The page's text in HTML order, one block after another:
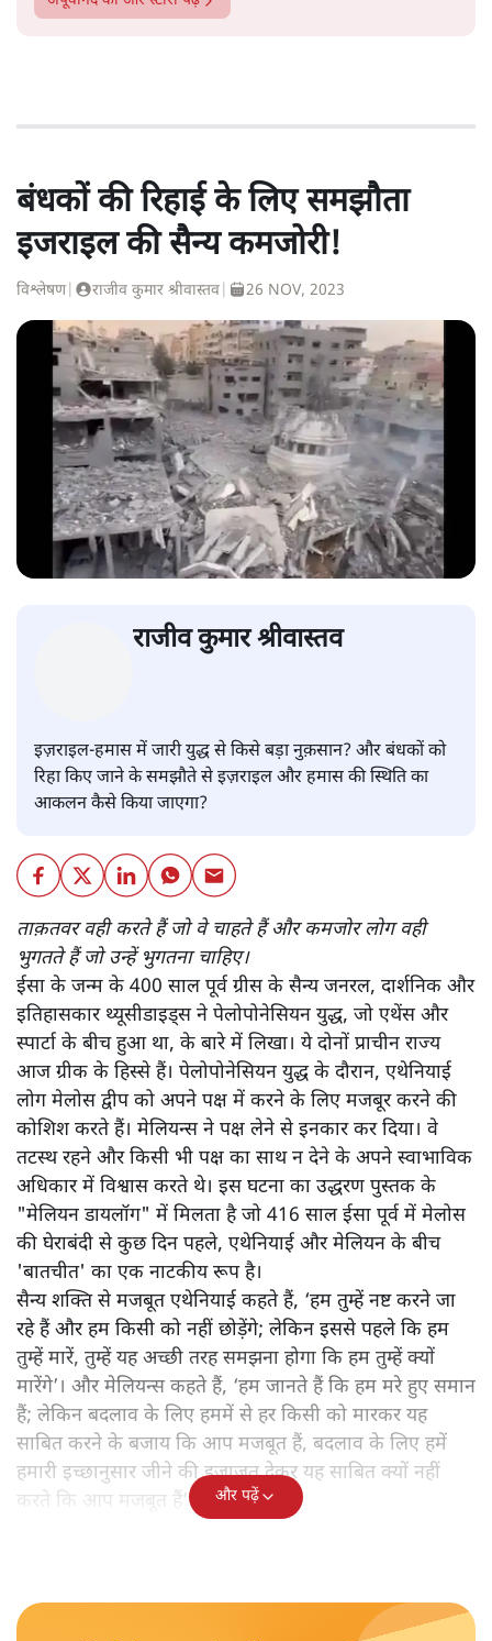
बंधकों की रिहाई के लिए समझौता
इजराइल की सैन्य कमजोरी!
विश्लेषण| राजीव कुमार श्रीवास्तव 26 NOV, 2023
राजीव कुमार श्रीवास्तव
इज़राइल-हमास में जारी युद्ध से किसे बड़ा नुक़सान? और बंधकों को
रिहा किए जाने के समझौते से इज़राइल और हमास की स्थिति का
आकलन कैसे किया जाएगा?
ताक़तवर वही करते हैं जो वे चाहते हैं और कमजोर लोग वही
भुगतते हैं जो उन्हें भुगतना चाहिए।
ईसा के जन्म के 400 साल पूर्व ग्रीस के सैन्य जनरल, दार्शनिक और
इतिहासकार थ्यूसीडाइड्स ने पेलोपोनेसियन युद्ध, जो एथेंस और
स्पार्टा के बीच हुआ था, के बारे में लिखा। ये दोनों प्राचीन राज्य
आज ग्रीक के हिस्से हैं। पेलोपोनेसियन युद्ध के दौरान, एथेनियाई
लोग मेलोस द्वीप को अपने पक्ष में करने के लिए मजबूर करने की
कोशिश करते हैं। मेलियन्स ने पक्ष लेने से इनकार कर दिया। वे
तटस्थ रहने और किसी भी पक्ष का साथ न देने के अपने स्वाभाविक
अधिकार में विश्वास करते थे। इस घटना का उद्धरण पुस्तक के
"मेलियन डायलॉग" में मिलता है जो 416 साल ईसा पूर्व में मेलोस
की घेराबंदी से कुछ दिन पहले, एथेनियाई और मेलियन के बीच
'बातचीत' का एक नाटकीय रूप है।
सैन्य शक्ति से मजबूत एथेनियाई कहते हैं, ‘हम तुम्हें नष्ट करने जा
रहे हैं और हम किसी को नहीं छोड़ेंगे; लेकिन इससे पहले कि हम
तुम्हें मारें, तुम्हें यह अच्छी तरह समझना होगा कि हम तुम्हें क्यों
मारेंगे’। और मेलियन्स कहते हैं, ‘हम जानते हैं कि हम मरे हुए समान
हैं; लेकिन बदलाव के लिए हममें से हर किसी को मारकर यह
साबित करने के बजाय कि आप मजबूत हैं, बदलाव के लिए हमें
हमारी इच्छानुसार जीने की इजाजत देकर यह साबित क्यों नहीं
करते कि आप मजबूत हैं’।
और पढ़ें